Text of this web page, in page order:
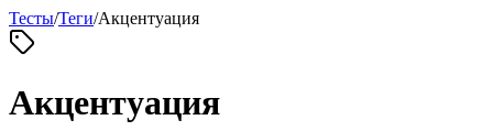
Тесты/Теги/Акцентуация
Акцентуация